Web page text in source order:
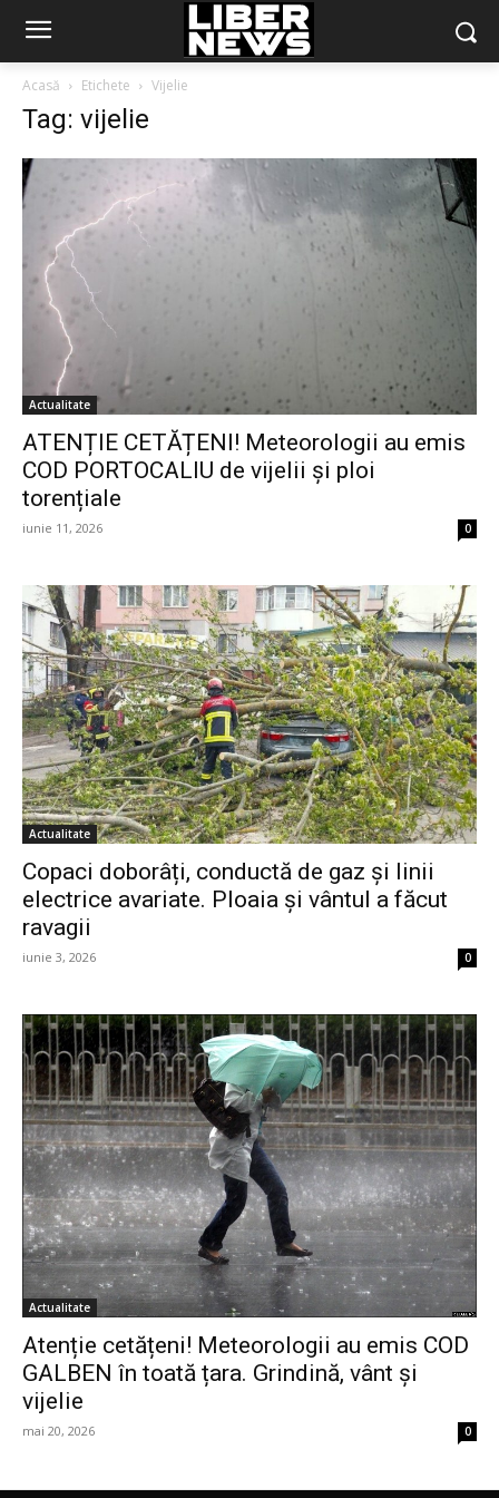
Acasă Etichete Vijelie
Tag: vijelie
Actualitate
ATENȚIE CETĂȚENI! Meteorologii au emis
COD PORTOCALIU de vijelii și ploi
torențiale
iunie 11, 2026 0
Actualitate
Copaci doborâți, conductă de gaz și linii
electrice avariate. Ploaia și vântul a făcut
ravagii
iunie 3, 2026 0
Actualitate
Atenție cetățeni! Meteorologii au emis COD
GALBEN în toată țara. Grindină, vânt și
vijelie
mai 20, 2026 0